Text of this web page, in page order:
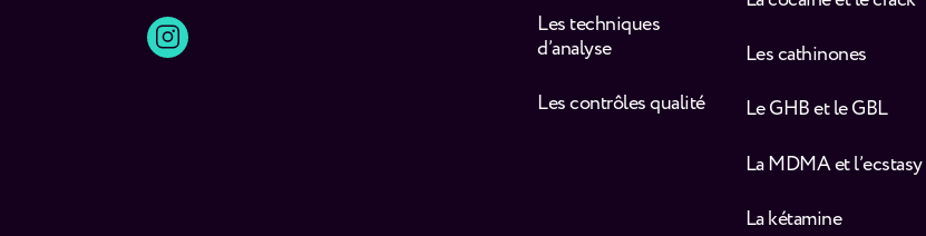
Les techniques
d’analyse
Les contrôles qualité
Les cathinones
Le GHB et le GBL
La MDMA et l’ecstasy
La kétamine